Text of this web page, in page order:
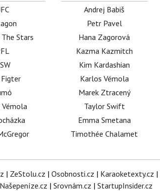
Stars
Andrej Babiš
Petr Pavel
Hana Zagorová
Kazma Kazmitch
Kim Kardashian
Karlos Vémola
Marek Ztracený
Taylor Swift
Emma Smetana
Timothée Chalamet
| ZeStolu.cz | Osobnosti.cz | Karaoketexty.cz |
Našepeníze.cz | Srovnám.cz | StartupInsider.cz